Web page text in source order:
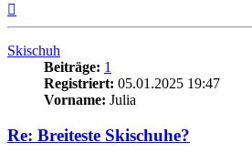
Skischuh
Beiträge: 1
Registriert: 05.01.2025 19:47
Vorname: Julia
Re: Breiteste Skischuhe?